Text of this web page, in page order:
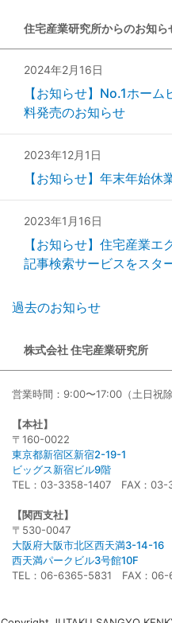
住宅産業研究所からのお知ら
2024年2月16日
【お知らせ】No.1ホー
料発売のお知らせ
2023年12月1日
【お知らせ】年末年始休
2023年1月16日
【お知らせ】住宅産業
記事検索サービスをスタ
過去のお知らせ
株式会社 住宅産業研究所
営業時間：9:00〜17:00（土日祝除
【本社】
〒160-0022
東京都新宿区新宿2-19-1
ビッグス新宿ビル9階
TEL：03-3358-1407 FAX：03-
【関西支社】
〒530-0047
大阪府大阪市北区西天満3-14-16
西天満パークビル3号館10F
TEL：06-6365-5831 FAX：06-